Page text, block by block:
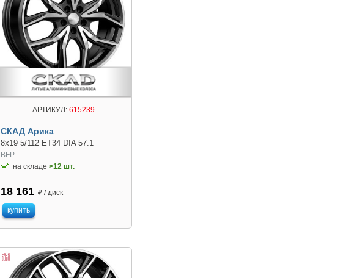
АРТИКУЛ: 615239
СКАД Арика
8x19 5/112 ET34 DIA 57.1
BFP
на складе>12 шт.
18 161 ₽ / диск
купить